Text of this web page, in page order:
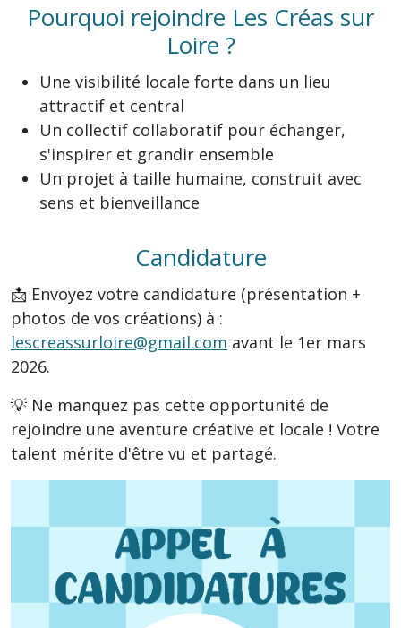
Pourquoi rejoindre Les Créas sur
Loire ?
Une visibilité locale forte dans un lieu
attractif et central
Un collectif collaboratif pour échanger,
s'inspirer et grandir ensemble
Un projet à taille humaine, construit avec
sens et bienveillance
Candidature
📩 Envoyez votre candidature (présentation +
photos de vos créations) à :
lescreassurloire@gmail.com avant le 1er mars
2026.
💡 Ne manquez pas cette opportunité de
rejoindre une aventure créative et locale ! Votre
talent mérite d'être vu et partagé.